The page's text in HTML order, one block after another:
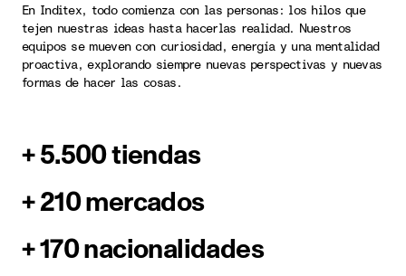
En Inditex, todo comienza con las personas: los hilos que
tejen nuestras ideas hasta hacerlas realidad. Nuestros
equipos se mueven con curiosidad, energía y una mentalidad
proactiva, explorando siempre nuevas perspectivas y nuevas
formas de hacer las cosas.
+ 5.500 tiendas
+ 210 mercados
+ 170 nacionalidades